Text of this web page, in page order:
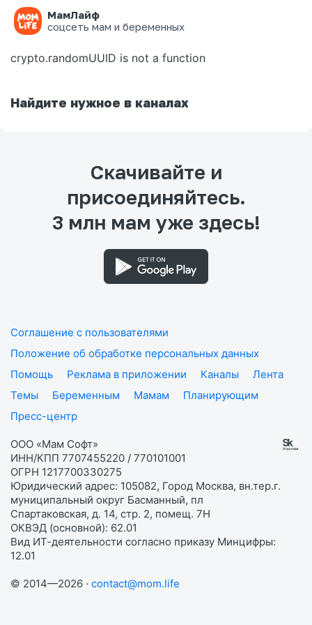
МамЛайф
соцсеть мам и беременных
Ошибка на странице
crypto.randomUUID is not a function
Найдите нужное в каналах
Скачивайте и
присоединяйтесь.
3 млн мам уже здесь!
Соглашение с пользователями
Положение об обработке персональных данных
Помощь
Реклама в приложении Каналы
Лента
Темы
Беременным Мамам
Планирующим
Пресс-центр
ООО «Мам Софт»
ИНН/КПП 7707455220 / 770101001
ОГРН 1217700330275
Юридический адрес: 105082, Город Москва, вн.тер.г.
муниципальный округ Басманный, пл
Спартаковская, д. 14, стр. 2, помещ. 7Н
ОКВЭД (основной): 62.01
Вид ИТ-деятельности согласно приказу Минцифры:
12.01
© 2014—2026 · contact@mom.life